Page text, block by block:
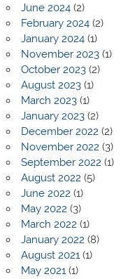
June 2024(2)
February 2024(2)
January 2024(1)
November 2023(1)
October 2023(2)
August 2023(1)
March 2023(1)
January 2023(2)
December 2022 (2)
November 2022 (3)
September 2022 (1)
August 2022 (5)
June 2022 (1)
May 2022 (3)
March 2022 (1)
January 2022 (8)
August 2021(1)
May 2021(1)